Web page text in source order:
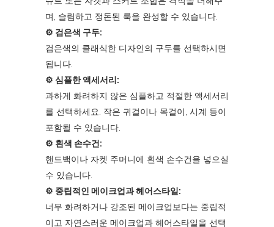
며, 슬림하고 정돈된 룩을 완성할 수 있습니다.
⚙︎ 검은색 구두:
검은색의 클래식한 디자인의 구두를 선택하시면
됩니다.
⚙︎ 심플한 액세서리:
과하게 화려하지 않은 심플하고 적절한 액세서리
를 선택하세요. 작은 귀걸이나 목걸이, 시계 등이
포함될 수 있습니다.
⚙︎ 흰색 손수건:
핸드백이나 자켓 주머니에 흰색 손수건을 넣으실
수 있습니다.
⚙︎ 중립적인 메이크업과 헤어스타일:
너무 화려하거나 강조된 메이크업보다는 중립적
이고 자연스러운 메이크업과 헤어스타일을 선택